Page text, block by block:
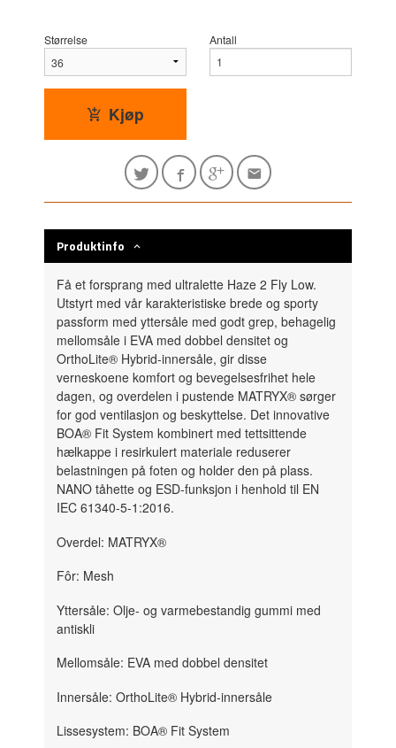
Størrelse Antall
Kjøp
Produktinfo
Få et forsprang med ultralette Haze 2 Fly Low.
Utstyrt med vår karakteristiske brede og sporty
passform med yttersåle med godt grep, behagelig
mellomsåle i EVA med dobbel densitet og
OrthoLite® Hybrid-innersåle, gir disse
verneskoene komfort og bevegelsesfrihet hele
dagen, og overdelen i pustende MATRYX® sørger
for god ventilasjon og beskyttelse. Det innovative
BOA® Fit System kombinert med tettsittende
hælkappe i resirkulert materiale reduserer
belastningen på foten og holder den på plass.
NANO tåhette og ESD-funksjon i henhold til EN
IEC 61340-5-1:2016.
Overdel: MATRYX®
Fôr: Mesh
Yttersåle: Olje- og varmebestandig gummi med
antiskli
Mellomsåle: EVA med dobbel densitet
Innersåle: OrthoLite® Hybrid-innersåle
Lissesystem: BOA® Fit System